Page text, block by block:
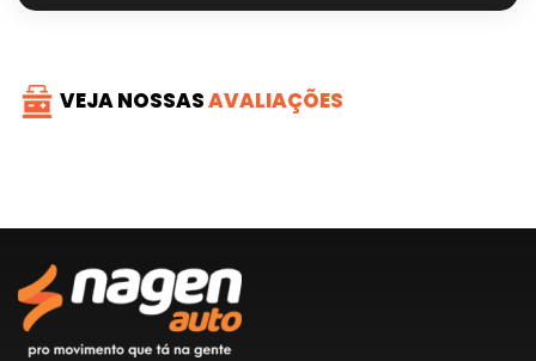
VEJA NOSSASAVALIAÇÕES